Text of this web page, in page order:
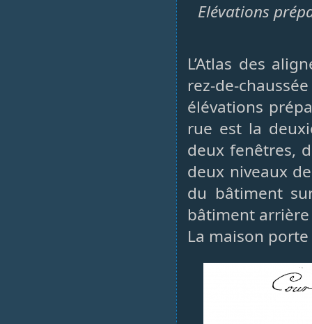
Elévations
L’Atlas des
rez-de-
élévations
rue est la
deux fenêtres,
deux niveaux
du bâtiment
bâtiment arrière
La maison porte